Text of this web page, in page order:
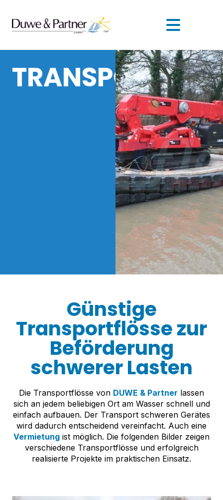
Günstige
Transportflösse zur
Beförderung
schwerer Lasten
Die Transportflösse von DUWE & Partner lassen
sich an jedem beliebigen Ort am Wasser schnell und
einfach aufbauen. Der Transport schweren Gerätes
wird dadurch entscheidend vereinfacht. Auch eine
Vermietung ist möglich. Die folgenden Bilder zeigen
verschiedene Transportflösse und erfolgreich
realisierte Projekte im praktischen Einsatz.